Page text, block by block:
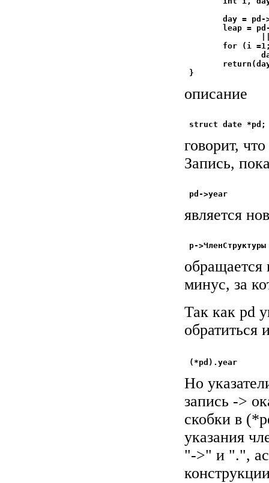
day = pd-
leap =
for (i
описание
говорит,
Запись,
является
обращается
минус, за
Так как pd
Но
запись ->
скобки в
указания
"->" и ".",